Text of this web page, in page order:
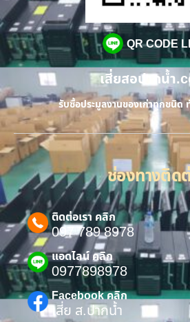
QR CODE
เสี่ยสอปากน้ำ
รับซื้อประมูลงานของเก่าทุกชนิด
ช่องทางติด
ติดต่อเรา คลิก
097 789 8978
แอดไลน์ คลิก
0977898978
Facebook คลิก
เสี่ย ส.ปากน้ำ